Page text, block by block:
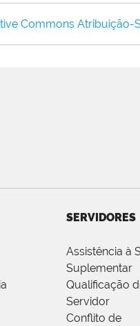
Commons Atribuição-
SERVIDORES
Assistência à
Suplementar
Qualificação
Servidor
Conflito de